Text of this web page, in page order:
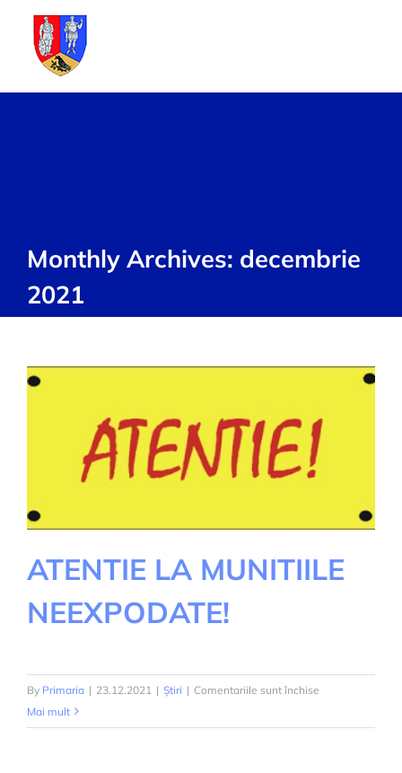
content
Monthly Archives: decembrie
2021
ATENTIE LA MUNITIILE
NEEXPODATE!
By Primaria | 23.12.2021 | Știri | Comentariile sunt închise
LA
Mai mult